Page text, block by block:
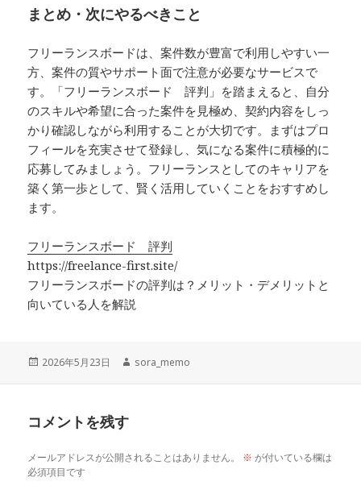
まとめ・次にやるべきこと
フリーランスボードは、案件数が豊富で利用しやすい一
方、案件の質やサポート面で注意が必要なサービスで
す。「フリーランスボード 評判」を踏まえると、自分
のスキルや希望に合った案件を見極め、契約内容をしっ
かり確認しながら利用することが大切です。まずはプロ
フィールを充実させて登録し、気になる案件に積極的に
応募してみましょう。フリーランスとしてのキャリアを
築く第一歩として、賢く活用していくことをおすすめし
ます。
フリーランスボード 評判
https://freelance-first.site/
フリーランスボードの評判は？メリット・デメリットと
向いている人を解説
投
2026年5月23日
作
sora_memo
コメントを残す
メールアドレスが公開されることはありません。 ※ が付いている欄は
必須項目です